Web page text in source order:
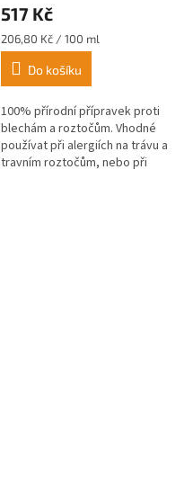
produktu
je
3,5
5
hvězdiček.
517 Kč
Měrná
cena:
206,80 Kč / 100 ml
Do košíku
100% přírodní přípravek proti
blechám a roztočům. Vhodné
používat při alergiích na trávu a
travním roztočům, nebo při